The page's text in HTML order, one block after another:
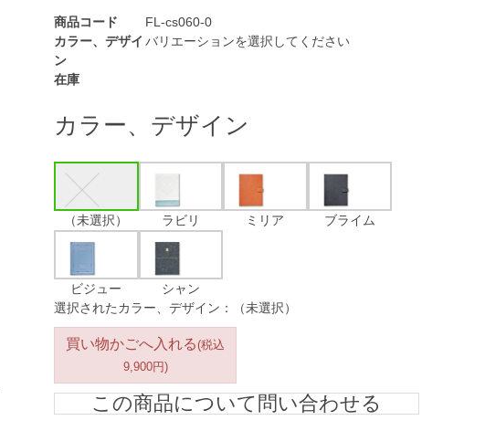
商品コード
FL-cs060-0
カラー、デザイ
ン
バリエーションを選択してください
在庫
カラー、デザイン
（未選択） ラビリ ミリア ブライム
ビジュー
シャン
選択されたカラー、デザイン：（未選択）
買い物かごへ入れる(税込
9,900円)
この商品について問い合わせる